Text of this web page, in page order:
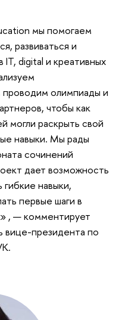
мы помогаем
развиваться и
IT, digital и креативных
проводим олимпиады и
чтобы как
раскрыть свой
навыки. Мы рады
сочинений
дает возможность
гибкие навыки,
первые шаги в
, — комментирует
вице-президента по